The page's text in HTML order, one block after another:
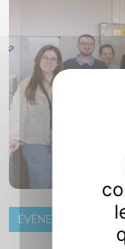
ÉVÉNEMENT 8